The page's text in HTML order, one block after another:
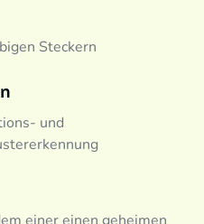
Steckern
und